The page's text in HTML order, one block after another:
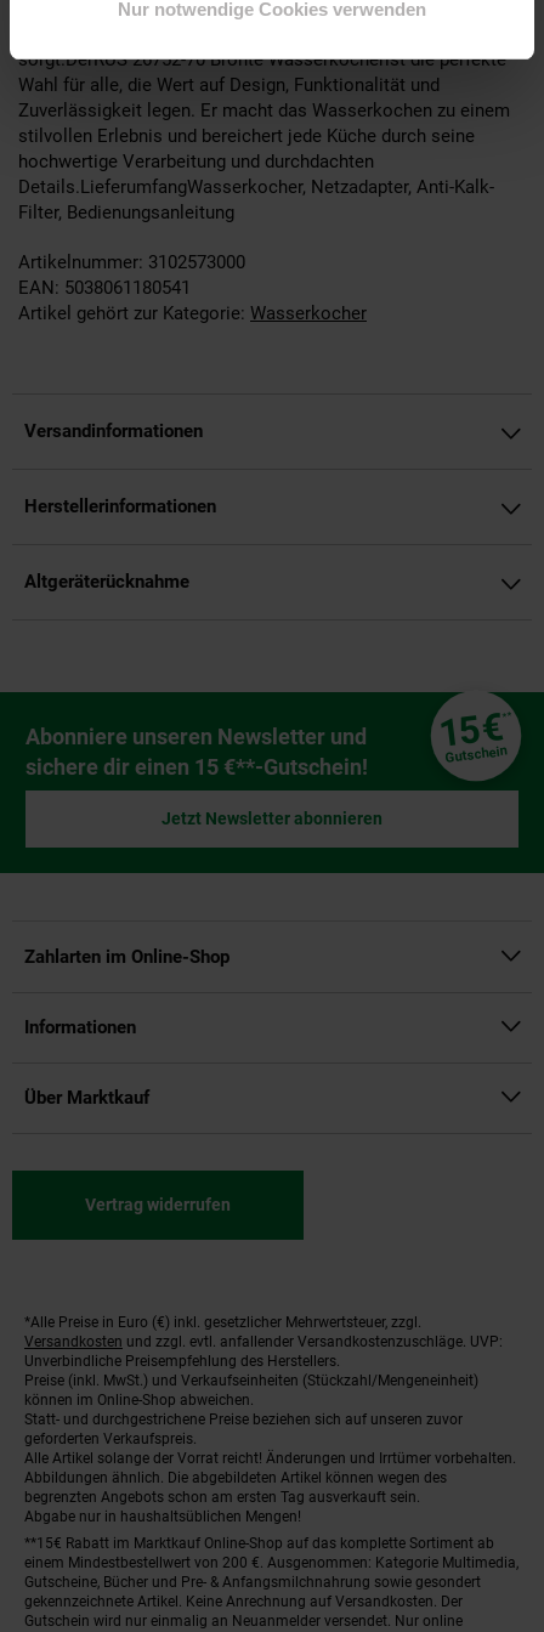
Nur notwendige Cookies verwenden
lange Lebensdauer, während die automatische Abschaltung bei
sorgt.DerRUS 26752-70 Bronte Wasserkocherist die perfekte
Wahl für alle, die Wert auf Design, Funktionalität und
Zuverlässigkeit legen. Er macht das Wasserkochen zu einem
stilvollen Erlebnis und bereichert jede Küche durch seine
hochwertige Verarbeitung und durchdachten
Details.LieferumfangWasserkocher, Netzadapter, Anti-Kalk-
Filter, Bedienungsanleitung
Artikelnummer: 3102573000
EAN: 5038061180541
Artikel gehört zur Kategorie: Wasserkocher
Versandinformationen
Herstellerinformationen
Altgeräterücknahme
Newsletter Anmeldung
Abonniere unseren Newsletter und
sichere dir einen 15 €**-Gutschein!
15€**
Gutschein
Jetzt Newsletter abonnieren
Zahlarten im Online-Shop
Informationen
Über Marktkauf
Vertrag widerrufen
Fußnoten
*Alle Preise in Euro (€) inkl. gesetzlicher Mehrwertsteuer, zzgl.
Versandkosten und zzgl. evtl. anfallender Versandkostenzuschläge. UVP:
Unverbindliche Preisempfehlung des Herstellers.
Preise (inkl. MwSt.) und Verkaufseinheiten (Stückzahl/Mengeneinheit)
können im Online-Shop abweichen.
Statt- und durchgestrichene Preise beziehen sich auf unseren zuvor
geforderten Verkaufspreis.
Alle Artikel solange der Vorrat reicht! Änderungen und Irrtümer vorbehalten.
Abbildungen ähnlich. Die abgebildeten Artikel können wegen des
begrenzten Angebots schon am ersten Tag ausverkauft sein.
Abgabe nur in haushaltsüblichen Mengen!
**15€ Rabatt im Marktkauf Online-Shop auf das komplette Sortiment ab
einem Mindestbestellwert von 200 €. Ausgenommen: Kategorie Multimedia,
Gutscheine, Bücher und Pre- & Anfangsmilchnahrung sowie gesondert
gekennzeichnete Artikel. Keine Anrechnung auf Versandkosten. Der
Gutschein wird nur einmalig an Neuanmelder versendet. Nur online